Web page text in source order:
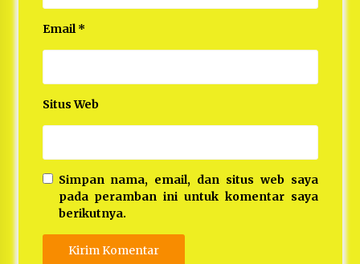
Email*
Situs Web
Simpan nama, email, dan situs web saya
pada peramban ini untuk komentar saya
berikutnya.